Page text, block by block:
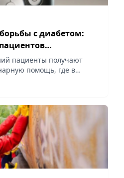
с диабетом:
пациенты получают
помощь, где в
56933 пациентов с
Vecher.kz.